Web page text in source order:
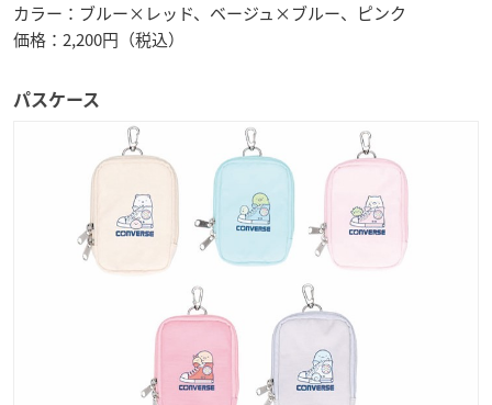
カラー：ブルー×レッド、ベージュ×ブルー、ピンク
価格：2,200円（税込）
パスケース